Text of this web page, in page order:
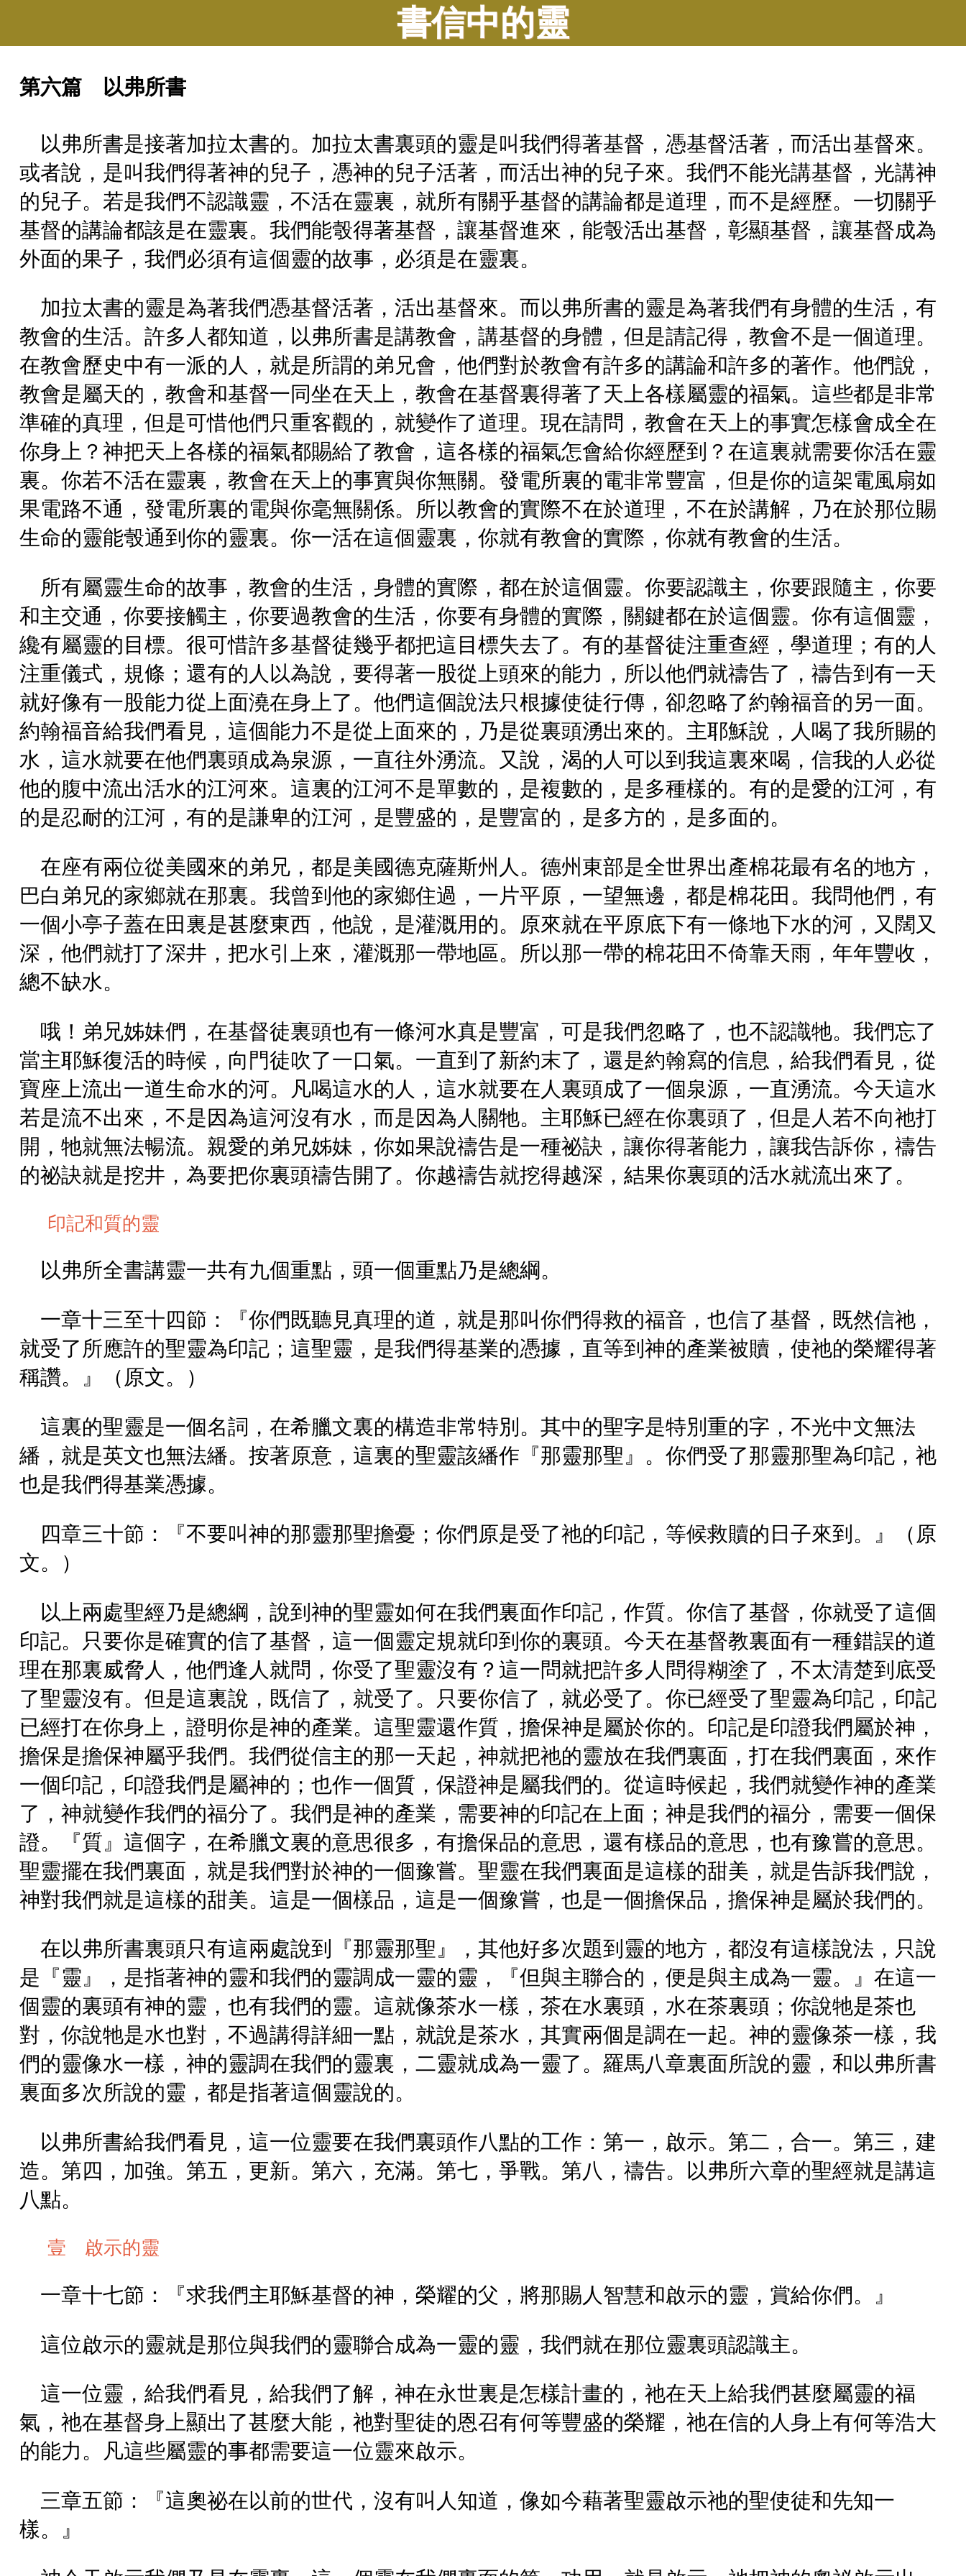
書信中的靈
第六篇 以弗所書
以弗所書是接著加拉太書的。加拉太書裏頭的靈是叫我們得著基督，憑基督活著，而活出基督來。
或者說，是叫我們得著神的兒子，憑神的兒子活著，而活出神的兒子來。我們不能光講基督，光講神
的兒子。若是我們不認識靈，不活在靈裏，就所有關乎基督的講論都是道理，而不是經歷。一切關乎
基督的講論都該是在靈裏。我們能彀得著基督，讓基督進來，能彀活出基督，彰顯基督，讓基督成為
外面的果子，我們必須有這個靈的故事，必須是在靈裏。
加拉太書的靈是為著我們憑基督活著，活出基督來。而以弗所書的靈是為著我們有身體的生活，有
教會的生活。許多人都知道，以弗所書是講教會，講基督的身體，但是請記得，教會不是一個道理。
在教會歷史中有一派的人，就是所謂的弟兄會，他們對於教會有許多的講論和許多的著作。他們說，
教會是屬天的，教會和基督一同坐在天上，教會在基督裏得著了天上各樣屬靈的福氣。這些都是非常
準確的真理，但是可惜他們只重客觀的，就變作了道理。現在請問，教會在天上的事實怎樣會成全在
你身上？神把天上各樣的福氣都賜給了教會，這各樣的福氣怎會給你經歷到？在這裏就需要你活在靈
裏。你若不活在靈裏，教會在天上的事實與你無關。發電所裏的電非常豐富，但是你的這架電風扇如
果電路不通，發電所裏的電與你毫無關係。所以教會的實際不在於道理，不在於講解，乃在於那位賜
生命的靈能彀通到你的靈裏。你一活在這個靈裏，你就有教會的實際，你就有教會的生活。
所有屬靈生命的故事，教會的生活，身體的實際，都在於這個靈。你要認識主，你要跟隨主，你要
和主交通，你要接觸主，你要過教會的生活，你要有身體的實際，關鍵都在於這個靈。你有這個靈，
纔有屬靈的目標。很可惜許多基督徒幾乎都把這目標失去了。有的基督徒注重查經，學道理；有的人
注重儀式，規條；還有的人以為說，要得著一股從上頭來的能力，所以他們就禱告了，禱告到有一天
就好像有一股能力從上面澆在身上了。他們這個說法只根據使徒行傳，卻忽略了約翰福音的另一面。
約翰福音給我們看見，這個能力不是從上面來的，乃是從裏頭湧出來的。主耶穌說，人喝了我所賜的
水，這水就要在他們裏頭成為泉源，一直往外湧流。又說，渴的人可以到我這裏來喝，信我的人必從
他的腹中流出活水的江河來。這裏的江河不是單數的，是複數的，是多種樣的。有的是愛的江河，有
的是忍耐的江河，有的是謙卑的江河，是豐盛的，是豐富的，是多方的，是多面的。
在座有兩位從美國來的弟兄，都是美國德克薩斯州人。德州東部是全世界出產棉花最有名的地方，
巴白弟兄的家鄉就在那裏。我曾到他的家鄉住過，一片平原，一望無邊，都是棉花田。我問他們，有
一個小亭子蓋在田裏是甚麼東西，他說，是灌溉用的。原來就在平原底下有一條地下水的河，又闊又
深，他們就打了深井，把水引上來，灌溉那一帶地區。所以那一帶的棉花田不倚靠天雨，年年豐收，
總不缺水。
哦！弟兄姊妹們，在基督徒裏頭也有一條河水真是豐富，可是我們忽略了，也不認識牠。我們忘了
當主耶穌復活的時候，向門徒吹了一口氣。一直到了新約末了，還是約翰寫的信息，給我們看見，從
寶座上流出一道生命水的河。凡喝這水的人，這水就要在人裏頭成了一個泉源，一直湧流。今天這水
若是流不出來，不是因為這河沒有水，而是因為人關牠。主耶穌已經在你裏頭了，但是人若不向祂打
開，牠就無法暢流。親愛的弟兄姊妹，你如果說禱告是一種祕訣，讓你得著能力，讓我告訴你，禱告
的祕訣就是挖井，為要把你裏頭禱告開了。你越禱告就挖得越深，結果你裏頭的活水就流出來了。
印記和質的靈
以弗所全書講靈一共有九個重點，頭一個重點乃是總綱。
一章十三至十四節：『你們既聽見真理的道，就是那叫你們得救的福音，也信了基督，既然信祂，
就受了所應許的聖靈為印記；這聖靈，是我們得基業的憑據，直等到神的產業被贖，使祂的榮耀得著
稱讚。』（原文。）
這裏的聖靈是一個名詞，在希臘文裏的構造非常特別。其中的聖字是特別重的字，不光中文無法
繙，就是英文也無法繙。按著原意，這裏的聖靈該繙作『那靈那聖』。你們受了那靈那聖為印記，祂
也是我們得基業憑據。
四章三十節：『不要叫神的那靈那聖擔憂；你們原是受了祂的印記，等候救贖的日子來到。』（原
文。）
以上兩處聖經乃是總綱，說到神的聖靈如何在我們裏面作印記，作質。你信了基督，你就受了這個
印記。只要你是確實的信了基督，這一個靈定規就印到你的裏頭。今天在基督教裏面有一種錯誤的道
理在那裏威脅人，他們逢人就問，你受了聖靈沒有？這一問就把許多人問得糊塗了，不太清楚到底受
了聖靈沒有。但是這裏說，既信了，就受了。只要你信了，就必受了。你已經受了聖靈為印記，印記
已經打在你身上，證明你是神的產業。這聖靈還作質，擔保神是屬於你的。印記是印證我們屬於神，
擔保是擔保神屬乎我們。我們從信主的那一天起，神就把祂的靈放在我們裏面，打在我們裏面，來作
一個印記，印證我們是屬神的；也作一個質，保證神是屬我們的。從這時候起，我們就變作神的產業
了，神就變作我們的福分了。我們是神的產業，需要神的印記在上面；神是我們的福分，需要一個保
證。『質』這個字，在希臘文裏的意思很多，有擔保品的意思，還有樣品的意思，也有豫嘗的意思。
聖靈擺在我們裏面，就是我們對於神的一個豫嘗。聖靈在我們裏面是這樣的甜美，就是告訴我們說，
神對我們就是這樣的甜美。這是一個樣品，這是一個豫嘗，也是一個擔保品，擔保神是屬於我們的。
在以弗所書裏頭只有這兩處說到『那靈那聖』，其他好多次題到靈的地方，都沒有這樣說法，只說
是『靈』，是指著神的靈和我們的靈調成一靈的靈，『但與主聯合的，便是與主成為一靈。』在這一
個靈的裏頭有神的靈，也有我們的靈。這就像茶水一樣，茶在水裏頭，水在茶裏頭；你說牠是茶也
對，你說牠是水也對，不過講得詳細一點，就說是茶水，其實兩個是調在一起。神的靈像茶一樣，我
們的靈像水一樣，神的靈調在我們的靈裏，二靈就成為一靈了。羅馬八章裏面所說的靈，和以弗所書
裏面多次所說的靈，都是指著這個靈說的。
以弗所書給我們看見，這一位靈要在我們裏頭作八點的工作：第一，啟示。第二，合一。第三，建
造。第四，加強。第五，更新。第六，充滿。第七，爭戰。第八，禱告。以弗所六章的聖經就是講這
八點。
壹 啟示的靈
一章十七節：『求我們主耶穌基督的神，榮耀的父，將那賜人智慧和啟示的靈，賞給你們。』
這位啟示的靈就是那位與我們的靈聯合成為一靈的靈，我們就在那位靈裏頭認識主。
這一位靈，給我們看見，給我們了解，神在永世裏是怎樣計畫的，祂在天上給我們甚麼屬靈的福
氣，祂在基督身上顯出了甚麼大能，祂對聖徒的恩召有何等豐盛的榮耀，祂在信的人身上有何等浩大
的能力。凡這些屬靈的事都需要這一位靈來啟示。
三章五節：『這奧祕在以前的世代，沒有叫人知道，像如今藉著聖靈啟示祂的聖使徒和先知一
樣。』